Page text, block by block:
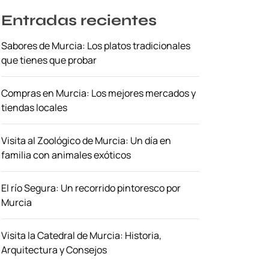
Entradas recientes
Sabores de Murcia: Los platos tradicionales
que tienes que probar
Compras en Murcia: Los mejores mercados y
tiendas locales
Visita al Zoológico de Murcia: Un día en
familia con animales exóticos
El río Segura: Un recorrido pintoresco por
Murcia
Visita la Catedral de Murcia: Historia,
Arquitectura y Consejos